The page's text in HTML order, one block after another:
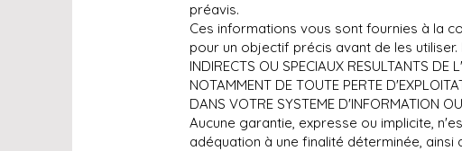
préavis.
Ces informations vous sont fournies à la
pour un objectif précis avant de les utiliser.
INDIRECTS OU SPECIAUX RESULTANTS
NOTAMMENT DE TOUTE PERTE
DANS VOTRE SYSTEME D'INFORMATION
Aucune garantie, expresse ou implicite,
adéquation à une finalité déterminée,